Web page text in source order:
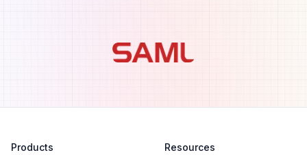
Products Resources